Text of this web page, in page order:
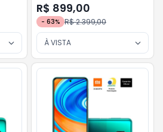
R$ 899,00
- 63% R$ 2.399,00
À VISTA